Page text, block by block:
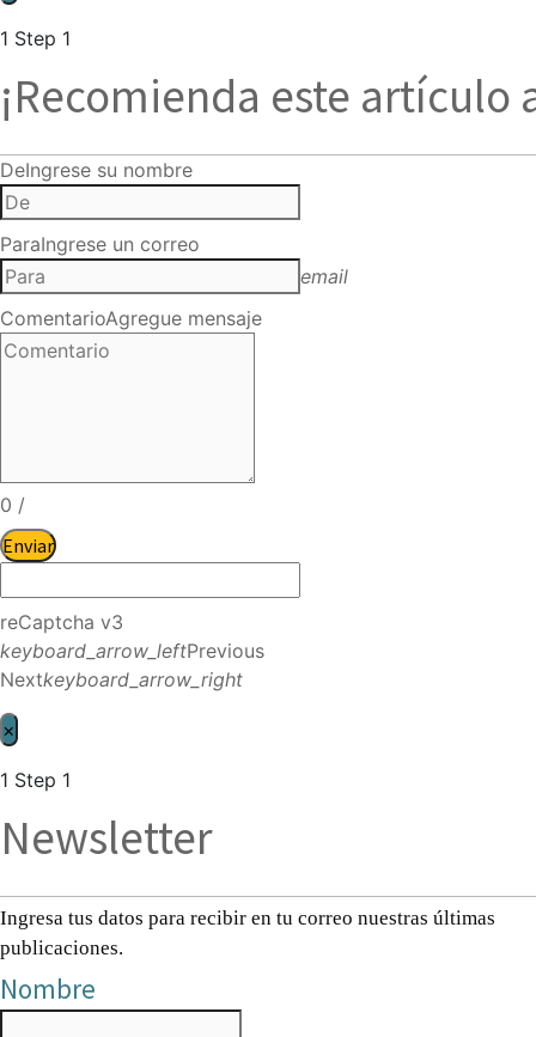
1 Step 1
¡Recomienda este artículo
DeIngrese su nombre
ParaIngrese un correo
email
ComentarioAgregue mensaje
0 /
Enviar
reCaptcha v3
keyboard_arrow_leftPrevious
Nextkeyboard_arrow_right
×
1 Step 1
Newsletter
Ingresa tus datos para recibir en tu correo nuestras últimas
publicaciones.
Nombre